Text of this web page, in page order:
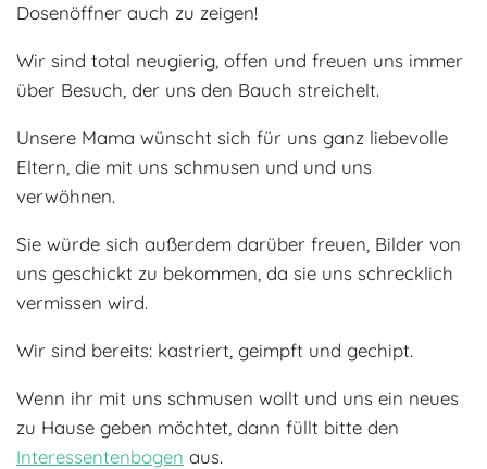
Dosenöffner auch zu zeigen!
Wir sind total neugierig, offen und freuen uns immer
über Besuch, der uns den Bauch streichelt.
Unsere Mama wünscht sich für uns ganz liebevolle
Eltern, die mit uns schmusen und und uns
verwöhnen.
Sie würde sich außerdem darüber freuen, Bilder von
uns geschickt zu bekommen, da sie uns schrecklich
vermissen wird.
Wir sind bereits: kastriert, geimpft und gechipt.
Wenn ihr mit uns schmusen wollt und uns ein neues
zu Hause geben möchtet, dann füllt bitte den
Interessentenbogen aus.